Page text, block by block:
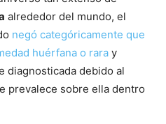
alrededor del mundo, el
negó categóricamente que
huérfana o rara y
diagnosticada debido al
prevalece sobre ella dentro